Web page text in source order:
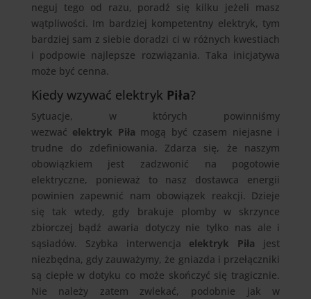
neguj tego od razu, poradź się kilku jeżeli masz
wątpliwości. Im bardziej kompetentny elektryk, tym
bardziej sam z siebie doradzi ci w różnych kwestiach
i podpowie najlepsze rozwiązania. Taka inicjatywa
może być cenna.
Kiedy wzywać elektryk Piła?
Sytuacje, w których powinniśmy
wezwać elektryk Piła mogą być czasem niejasne i
trudne do zdefiniowania. Zdarza się, że naszym
obowiązkiem jest zadzwonić na pogotowie
elektryczne, ponieważ to nasz dostawca energii
powinien zapewnić nam obowiązek reakcji. Dzieje
się tak wtedy, gdy brakuje plomby w skrzynce
zbiorczej bądź awaria dotyczy nie tylko nas ale i
sąsiadów. Szybka interwencja elektryk Piła jest
niezbędna, gdy zauważymy, że gniazda i przełączniki
są ciepłe w dotyku co może skończyć się tragicznie.
Nie należy zatem zwlekać, podobnie jak w